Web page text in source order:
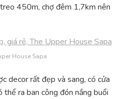
450m, chợ đêm 1,7km nên
House Sapa
decor rất đẹp và sang, có cửa
ra ban công đón nắng buổi